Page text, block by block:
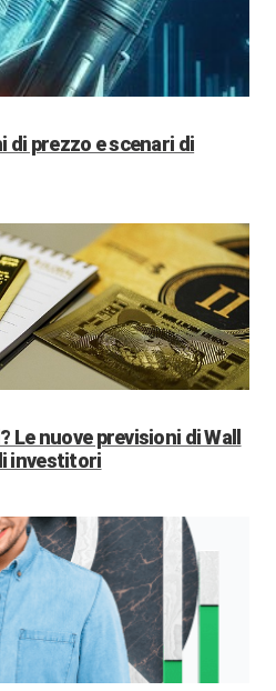
di prezzo e scenari di
Le nuove previsioni di Wall
investitori